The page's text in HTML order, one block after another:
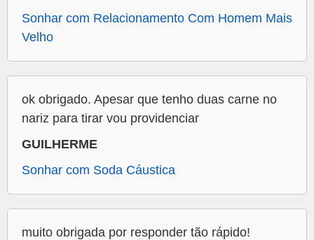
Sonhar com Relacionamento Com Homem Mais
Velho
ok obrigado. Apesar que tenho duas carne no
nariz para tirar vou providenciar
GUILHERME
Sonhar com Soda Cáustica
muito obrigada por responder tão rápido!